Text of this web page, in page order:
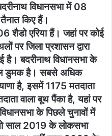
विधानसभा में 08
किए हैं।
शैडो एरिया हैं। जहां पर कोई
पर जिला प्रशासन द्वारा
है। बदरीनाथ विधानसभा के
डुमक है। सबसे अधिक
है, इसमें 1175 मतदाता
वाला बूथ पैंका है, यहां पर
के पिछले चुनावों में
साल 2019 के लोकसभा